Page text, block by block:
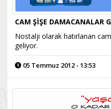
CAM ŞİŞE DAMACANALAR
Nostalji olarak hatırlanan
geliyor.
05 Temmuz 2012 - 13:53